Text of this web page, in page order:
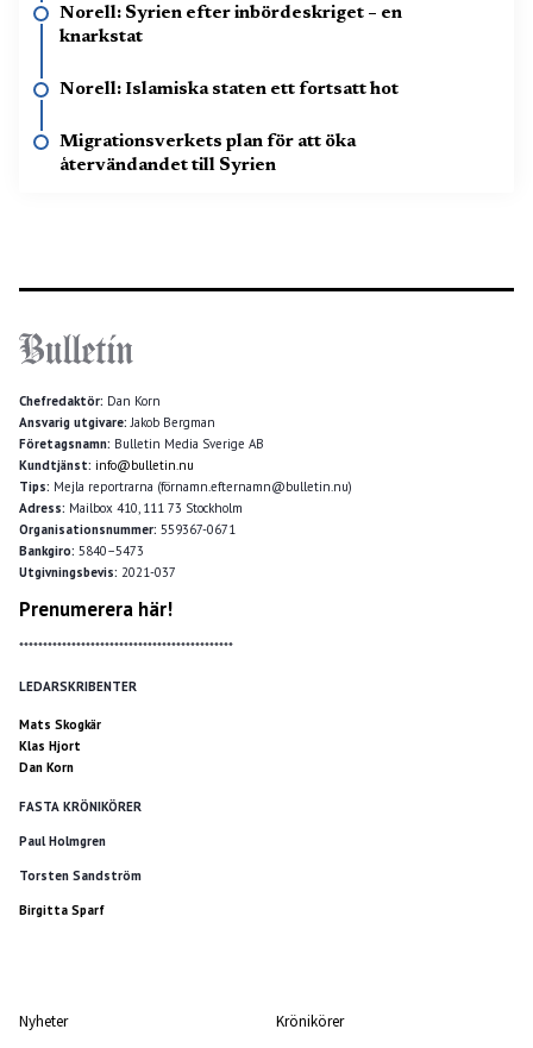
Norell: Syrien efter inbördeskriget – en
knarkstat
Norell: Islamiska staten ett fortsatt hot
Migrationsverkets plan för att öka
återvändandet till Syrien
Chefredaktör: Dan Korn
Ansvarig utgivare: Jakob Bergman
Företagsnamn: Bulletin Media Sverige AB
Kundtjänst: info@bulletin.nu
Tips: Mejla reportrarna (förnamn.efternamn@bulletin.nu)
Adress: Mailbox 410, 111 73 Stockholm
Organisationsnummer: 559367-0671
Bankgiro: 5840–5473
Utgivningsbevis: 2021-037
Prenumerera här!
*********************************************
LEDARSKRIBENTER
Mats Skogkär
Klas Hjort
Dan Korn
FASTA KRÖNIKÖRER
Paul Holmgren
Torsten Sandström
Birgitta Sparf
Nyheter
Krönikörer